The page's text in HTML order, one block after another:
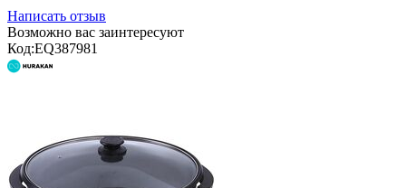
Написать отзыв
Возможно вас заинтересуют
Код:EQ387981